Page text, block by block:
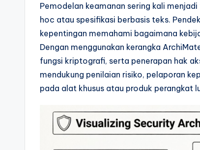
si
Pemodelan keamanan sering kali
hoc atau spesifikasi berbasis teks.
kepentingan memahami bagaimana
Dengan menggunakan kerangka
fungsi kriptografi, serta penerapan hak
mendukung penilaian risiko, pelaporan
pada alat khusus atau produk perangkat